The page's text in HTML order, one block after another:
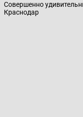
Совершенно
Краснодар